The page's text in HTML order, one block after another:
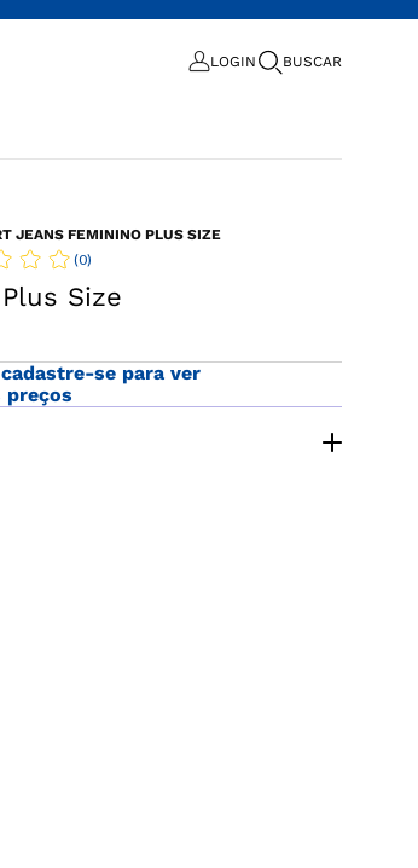
LOGIN BUSCAR
JEANS FEMININO PLUS SIZE
(0)
Size
se para ver
preços